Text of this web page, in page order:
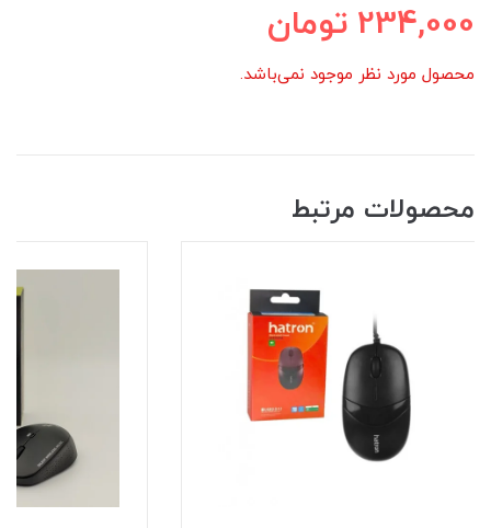
234,000 تومان
محصول مورد نظر موجود نمی‌باشد.
محصولات مرتبط